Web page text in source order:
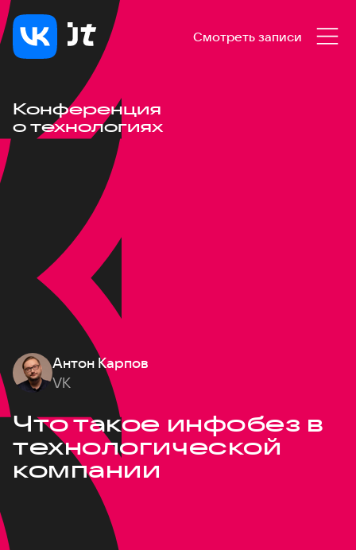
Смотреть записи
Конференция
о технологиях
Антон Карпов
VK
Что такое инфобез в
технологической
компании